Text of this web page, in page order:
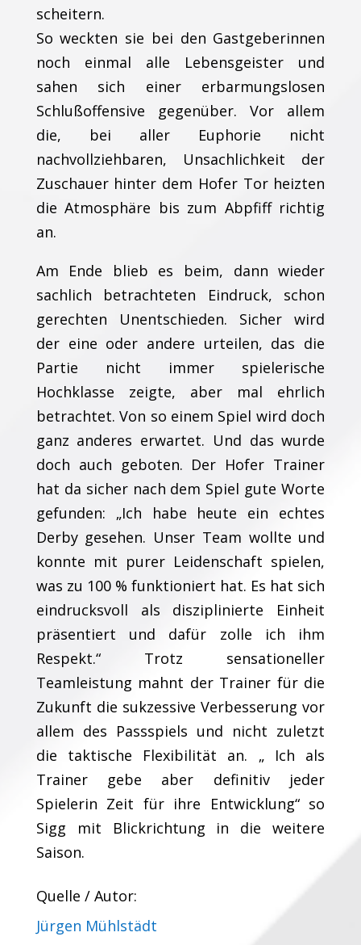
scheitern.
So weckten sie bei den Gastgeberinnen
noch einmal alle Lebensgeister und
sahen sich einer erbarmungslosen
Schlußoffensive gegenüber. Vor allem
die, bei aller Euphorie nicht
nachvollziehbaren, Unsachlichkeit der
Zuschauer hinter dem Hofer Tor heizten
die Atmosphäre bis zum Abpfiff richtig
an.
Am Ende blieb es beim, dann wieder
sachlich betrachteten Eindruck, schon
gerechten Unentschieden. Sicher wird
der eine oder andere urteilen, das die
Partie nicht immer spielerische
Hochklasse zeigte, aber mal ehrlich
betrachtet. Von so einem Spiel wird doch
ganz anderes erwartet. Und das wurde
doch auch geboten. Der Hofer Trainer
hat da sicher nach dem Spiel gute Worte
gefunden: „Ich habe heute ein echtes
Derby gesehen. Unser Team wollte und
konnte mit purer Leidenschaft spielen,
was zu 100 % funktioniert hat. Es hat sich
eindrucksvoll als disziplinierte Einheit
präsentiert und dafür zolle ich ihm
Respekt.“ Trotz sensationeller
Teamleistung mahnt der Trainer für die
Zukunft die sukzessive Verbesserung vor
allem des Passspiels und nicht zuletzt
die taktische Flexibilität an. „ Ich als
Trainer gebe aber definitiv jeder
Spielerin Zeit für ihre Entwicklung“ so
Sigg mit Blickrichtung in die weitere
Saison.
Quelle / Autor:
Jürgen Mühlstädt